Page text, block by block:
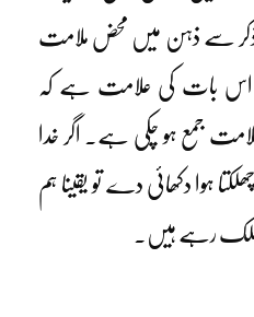
سے ذہن میں محض ملامت
اس بات کی علامت ہے کہ
جمع ہو چکی ہے۔ اگر خدا
ہوا دکھائی دے تو یقینا ہم
رہے ہیں۔